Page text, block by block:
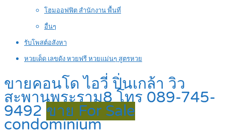
โฮมออฟฟิต สำนักงาน พื้นที่
อื่นๆ
รับโพสต์อสังหา
หวยเด็ด เลขดัง หวยฟรี หวยแม่นๆ สูตรหวย
ขายคอนโด ไอวี่ ปิ่นเกล้า วิว
สะพานพระราม8 โทร 089-745-
9492 ขาย For Sale
condominium